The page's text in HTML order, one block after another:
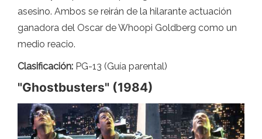
asesino. Ambos se reirán de la hilarante actuación
ganadora del Oscar de Whoopi Goldberg como un
medio reacio.
Clasificación: PG-13 (Guía parental)
"Ghostbusters" (1984)